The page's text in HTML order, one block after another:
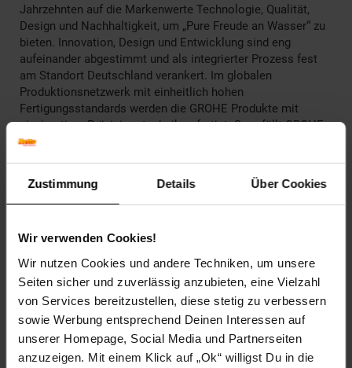
Zustimmung Details Über Cookies
Wir verwenden Cookies!
Wir nutzen Cookies und andere Techniken, um unsere
Seiten sicher und zuverlässig anzubieten, eine Vielzahl
von Services bereitzustellen, diese stetig zu verbessern
sowie Werbung entsprechend Deinen Interessen auf
unserer Homepage, Social Media und Partnerseiten
anzuzeigen. Mit einem Klick auf „Ok“ willigst Du in die
Jahrzehnten auf die Markenwerte Technologie, Qualität,
Design und Nachhaltigkeit, um „Pure Freude an Wasser“ zu
bieten. Innovation, Design und Entwicklung sind eng
aufeinander abgestimmt und als integrierter Prozess fest
am Standort Deutschland verankert. Im globalen
Produktionsnetzwerk mit einheitlich hohen
Fertigungsstandards werden die GROHE Produkte mit
einzigartiger Präzisionstechnik gefertigt. So erfüllt GROHE
weltweit seinen kompromisslosen Qualitätsanspruch an
Artikelnummer: 2809397000
EAN: 4005176407123
Versandinformationen
Herstellerinformationen